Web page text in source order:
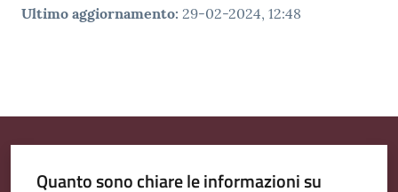
Ultimo aggiornamento: 29-02-2024, 12:48
Quanto sono chiare le informazioni su